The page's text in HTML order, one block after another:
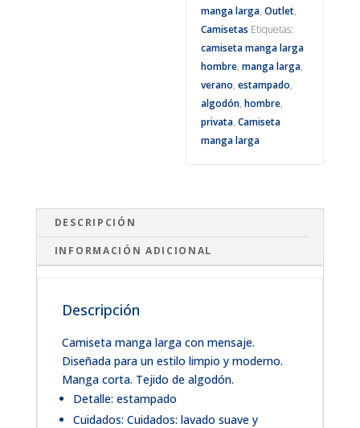
manga larga,Outlet,
Camisetas Etiquetas:
camiseta manga larga
hombre,manga larga,
verano,estampado,
algodón,hombre,
privata,Camiseta
manga larga
DESCRIPCIÓN
INFORMACIÓN ADICIONAL
Descripción
Camiseta manga larga con mensaje.
Diseñada para un estilo limpio y moderno.
Manga corta. Tejido de algodón.
Detalle: estampado
Cuidados: Cuidados: lavado suave y